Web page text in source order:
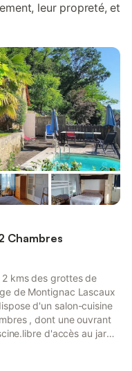
leur propreté, et
Chambres
kms des grottes de
de Montignac Lascaux
d'un salon-cuisine
, dont une ouvrant
d'accès au jardin
et à 2kms vous y